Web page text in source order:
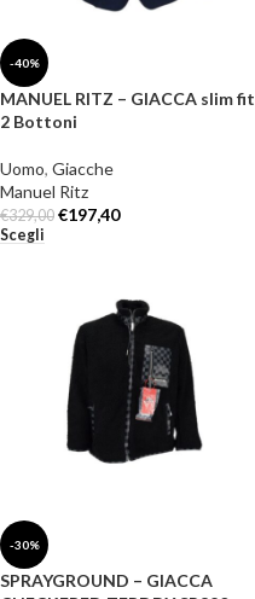
-40%
MANUEL RITZ – GIACCA slim fit
2 Bottoni
Uomo, Giacche
Manuel Ritz
€329,00 €197,40
Scegli
-30%
SPRAYGROUND – GIACCA